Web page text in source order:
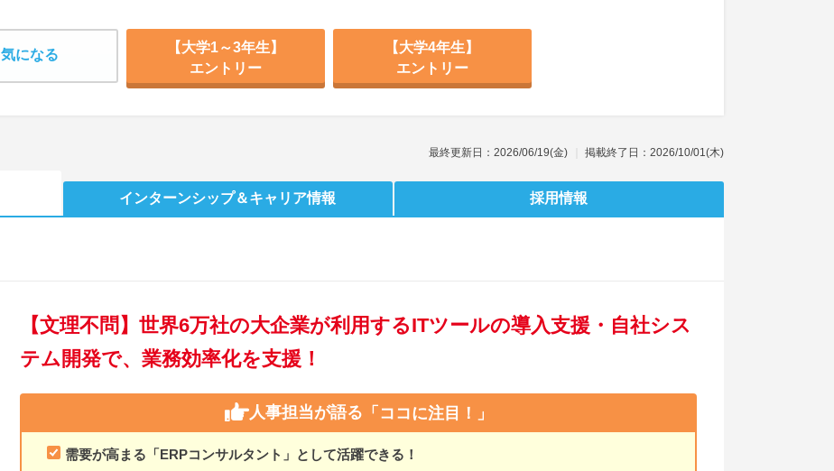
気になる
【大学1～3年生】
エントリー
【大学4年生】
エントリー
最終更新日：2026/06/19(金) 掲載終了日：2026/10/01(木)
インターンシップ＆キャリア情報 採用情報
【文理不問】世界6万社の大企業が利用するITツールの導入支援・自社シス
テム開発で、業務効率化を支援！
人事担当が語る 「ココに注目！」
需要が高まる「ERPコンサルタント」として活躍できる！